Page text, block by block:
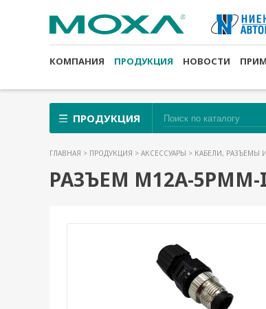
КОМПАНИЯ ПРОДУКЦИЯ НОВОСТИ
ПРОДУКЦИЯ
ГЛАВНАЯ > ПРОДУКЦИЯ > АКСЕССУАРЫ > КАБЕЛИ, РАЗЪЕМЫ
РАЗЪЕМ M12A-5PMM-